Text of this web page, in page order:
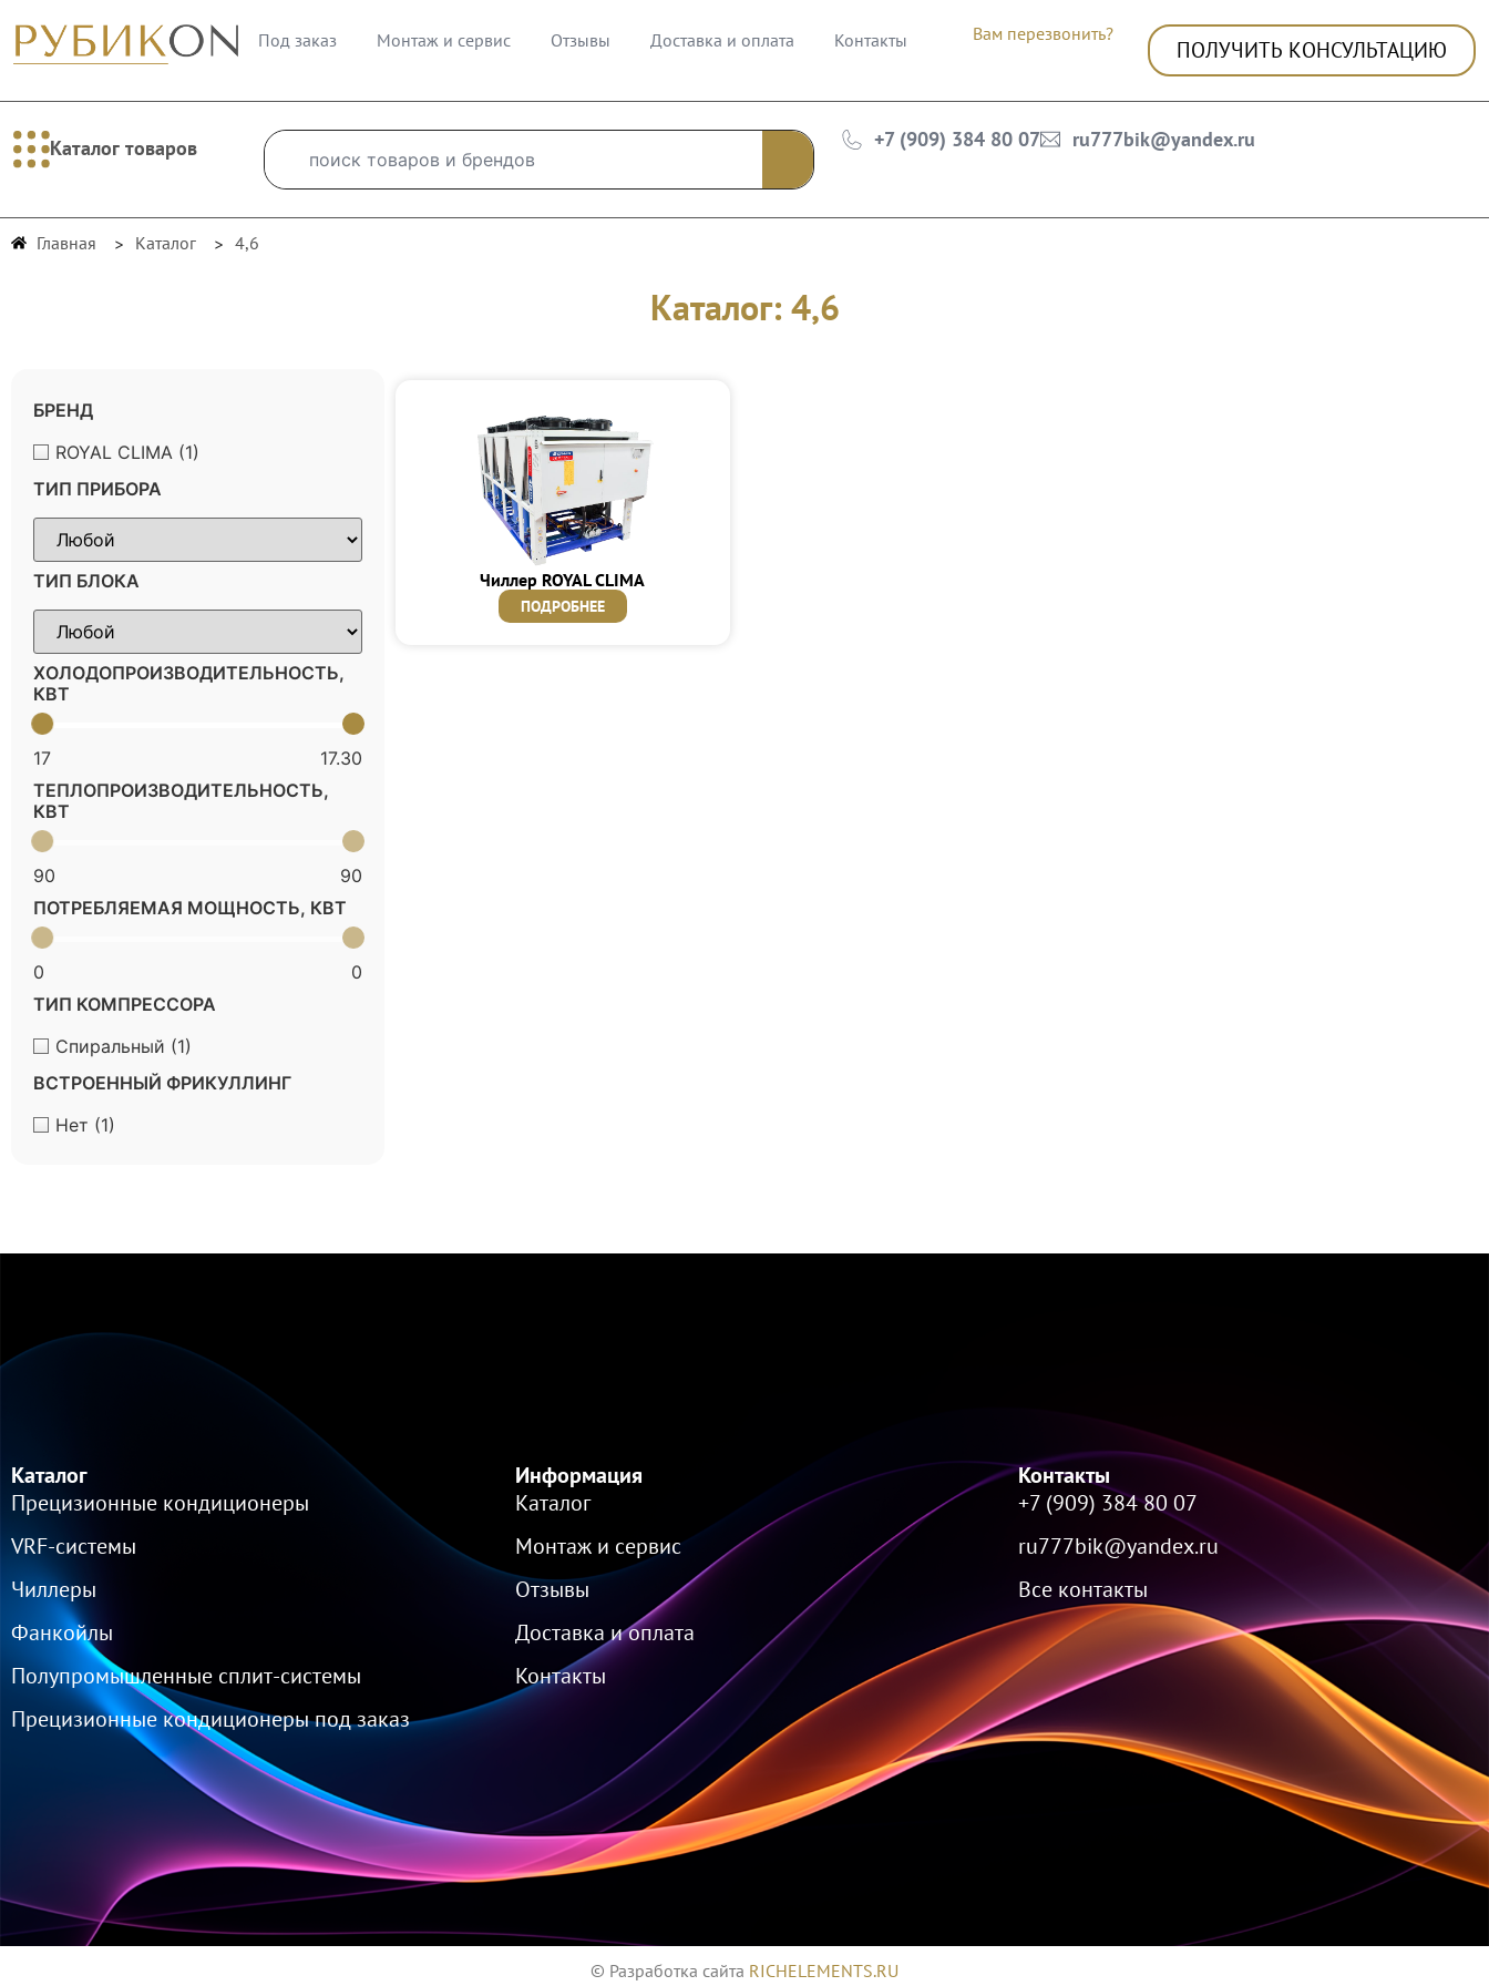
Под заказ Монтаж и сервис Отзывы Доставка и оплата Контакты Вам перезвонить?
ПОЛУЧИТЬ КОНСУЛЬТАЦИЮ
Каталог товаров +7 (909) 384 80 07 ru777bik@yandex.ru
Главная Каталог 4,6
Каталог: 4,6
БРЕНД
ROYAL CLIMA (1)
ТИП ПРИБОРА
ТИП БЛОКА
ХОЛОДОПРОИЗВОДИТЕЛЬНОСТЬ,
КВТ
17
17.30
ТЕПЛОПРОИЗВОДИТЕЛЬНОСТЬ,
КВТ
90
90
ПОТРЕБЛЯЕМАЯ МОЩНОСТЬ, КВТ
0
0
ТИП КОМПРЕССОРА
Спиральный (1)
ВСТРОЕННЫЙ ФРИКУЛЛИНГ
Нет (1)
Чиллер ROYAL CLIMA
ПОДРОБНЕЕ
Каталог
Прецизионные кондиционеры
VRF-cистемы
Чиллеры
Фанкойлы
Полупромышленные сплит-системы
Прецизионные кондиционеры под заказ
Информация
Каталог
Монтаж и сервис
Отзывы
Доставка и оплата
Контакты
Контакты
+7 (909) 384 80 07
ru777bik@yandex.ru
Все контакты
© Разработка сайта RICHELEMENTS.RU